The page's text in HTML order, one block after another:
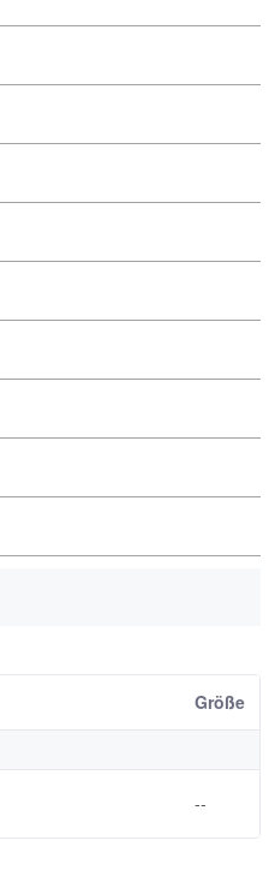
Größe
--